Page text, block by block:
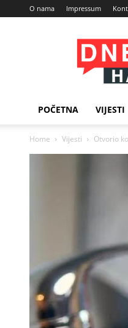
O nama Impressum
POČETNA VIJESTI
Home Vijesti Otvorio